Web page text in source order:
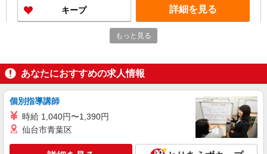
可能（規程有）★ ゜・。○。・゜+゜・。○。・゜
+゜
キープ 詳細を見る
携帯販売スタッフ【softbank】
時給1600円〜 ※別途インセンティブ、職能評
価制度あり ※残業代支給 ★交通費別途支給（規定
インセンティブ支給(規定有) ★月2回払い・週払い
可能（規程有）★ ゜・。○。・゜+゜・。○。・゜
キープ 詳細を見る
もっと見る
あなたにおすすめの求人情報
個別指導講師
時給 1,040円〜1,390円
仙台市青葉区